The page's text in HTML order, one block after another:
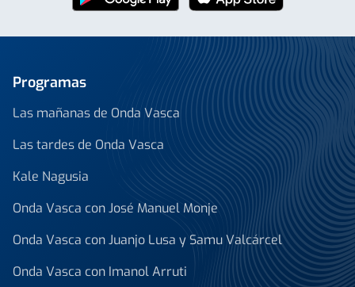
Programas
Las mañanas de Onda Vasca
Las tardes de Onda Vasca
Kale Nagusia
Onda Vasca con José Manuel Monje
Onda Vasca con Juanjo Lusa y Samu Valcárcel
Onda Vasca con Imanol Arruti